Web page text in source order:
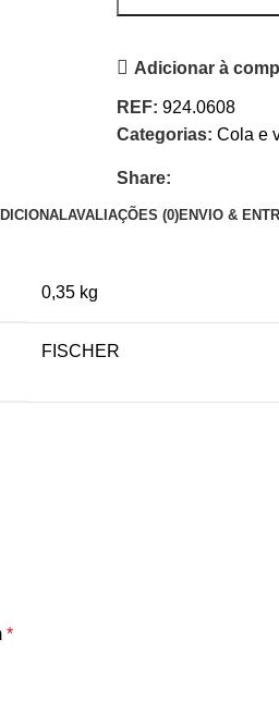
Adicionar à
REF: 924.0608
Categorias: Cola e
Share:
AVALIAÇÕES (0)ENVIO &
0,35 kg
FISCHER
*